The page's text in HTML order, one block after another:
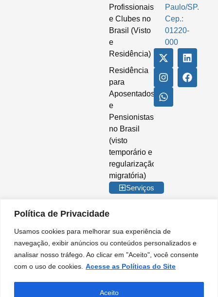
Política de Privacidade
Usamos cookies para melhorar sua experiência de
navegação, exibir anúncios ou conteúdos personalizados e
analisar nosso tráfego. Ao clicar em "Aceito", você consente
com o uso de cookies. Acesse as Políticas do Site
Aceito
Profissionais
e Clubes no
Brasil (Visto
e
Residência)
Residência
para
Aposentados
e
Pensionistas
no Brasil
(visto
temporário e
regularização
migratória)
Serviços
Paulo/SP.
Cep.:
01220-
000
35.842.274/0001-02. IMIGRAR BRASIL® é marca registrada no INPI. A
Imigrar Brasil é uma empresa privada de consultoria e assessoria
migratória. Não somos órgão do Governo Brasileiro e não mantemos
Nossos serviços são prestados de forma independente, no âmbito do setor
privado, para orientação e apoio em procedimentos migratórios.